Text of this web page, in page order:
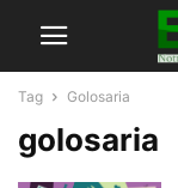
Tag Golosaria
golosaria